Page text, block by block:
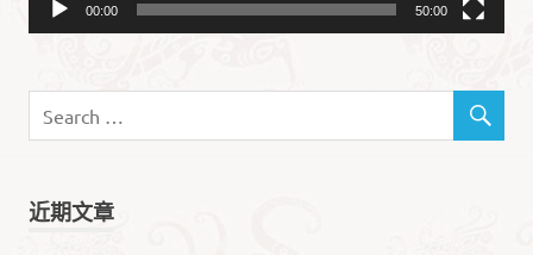
00:00 50:00
近期文章